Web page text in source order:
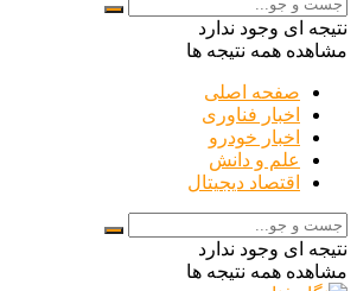
نتیجه ای وجود ندارد
مشاهده همه نتیجه ها
صفحه اصلی
اخبار فناوری
اخبار خودرو
علم و دانش
اقتصاد دیجیتال
نتیجه ای وجود ندارد
مشاهده همه نتیجه ها